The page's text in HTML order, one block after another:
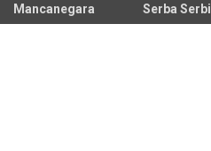
Mancanegara
Serba Serbi